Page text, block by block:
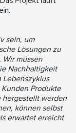
sein, um
Lösungen zu
müssen
Nachhaltigkeit
Lebenszyklus
Produkte
hergestellt werden
können selbst
erwartet erreicht